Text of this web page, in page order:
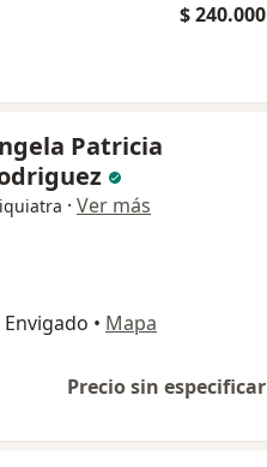
$ 240.000
Patricia
· Ver más
• Mapa
Precio sin especificar